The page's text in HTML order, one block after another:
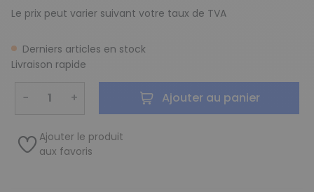
Le prix peut varier suivant votre taux de TVA
Derniers articles en stock
Livraison rapide
− + Ajouter au panier
Ajouter le produit
aux favoris